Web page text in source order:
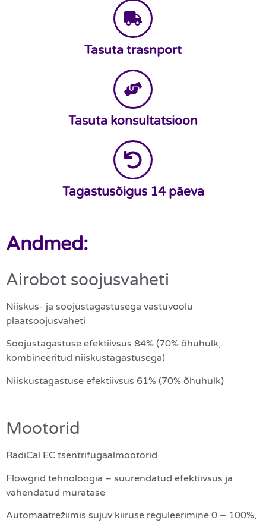
Tasuta trasnport
Tasuta konsultatsioon
Tagastusõigus 14 päeva
Andmed:
Airobot soojusvaheti
Niiskus- ja soojustagastusega vastuvoolu
plaatsoojusvaheti
Soojustagastuse efektiivsus 84% (70% õhuhulk,
kombineeritud niiskustagastusega)
Niiskustagastuse efektiivsus 61% (70% õhuhulk)
Mootorid
RadiCal EC tsentrifugaalmootorid
Flowgrid tehnoloogia – suurendatud efektiivsus ja
vähendatud müratase
Automaatrežiimis sujuv kiiruse reguleerimine 0 – 100%,